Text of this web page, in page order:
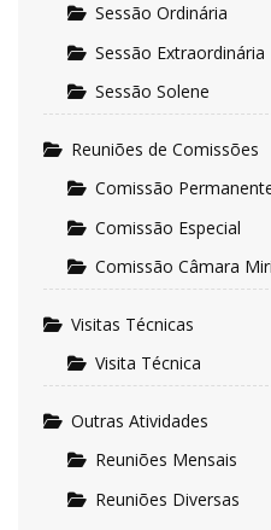
Sessão Ordinária
Sessão Extraordinária
Sessão Solene
Reuniões de Comissões
Comissão
Comissão Especial
Comissão Câmara
Visitas Técnicas
Visita Técnica
Outras Atividades
Reuniões Mensais
Reuniões Diversas